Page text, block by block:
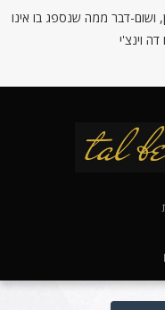
ושום-דבר ממה שנספג בו אינו
וינצ'י